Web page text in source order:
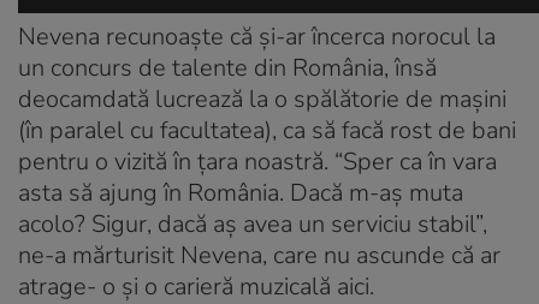
Nevena recunoaşte că şi-ar încerca norocul la
un concurs de talente din România, însă
deocamdată lucrează la o spălătorie de maşini
(în paralel cu facultatea), ca să facă rost de bani
pentru o vizită în ţara noastră. “Sper ca în vara
asta să ajung în România. Dacă m-aş muta
acolo? Sigur, dacă aş avea un serviciu stabil”,
ne-a mărturisit Nevena, care nu ascunde că ar
atrage- o şi o carieră muzicală aici.